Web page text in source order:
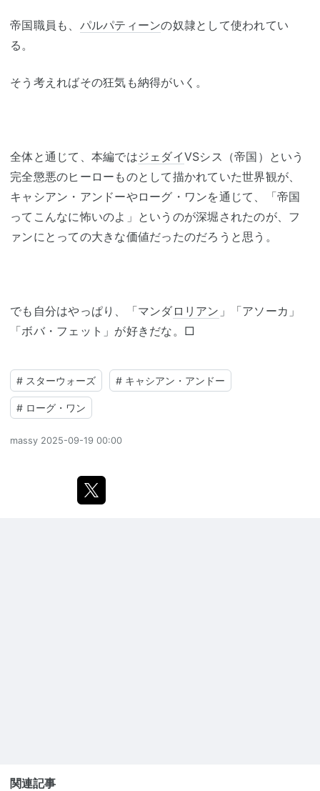
帝国職員も、 パルパティーンの奴隷として使われてい
る。
そう考えればその狂気も納得がいく。
全体と通じて、本編ではジェダイVSシス（帝国）という
完全懲悪のヒーローものとして描かれていた世界観が、
キャシアン・アンドーやローグ・ワンを通じて、「帝国
ってこんなに怖いのよ」というのが深堀されたのが、フ
ァンにとっての大きな価値だったのだろうと思う。
でも自分はやっぱり、「マンダ ロリアン 」「アソーカ」
「ボバ・フェット」が好きだな。□
# スターウォーズ # キャシアン・アンドー
# ローグ・ワン
massy 2025-09-19 00:00
関連記事